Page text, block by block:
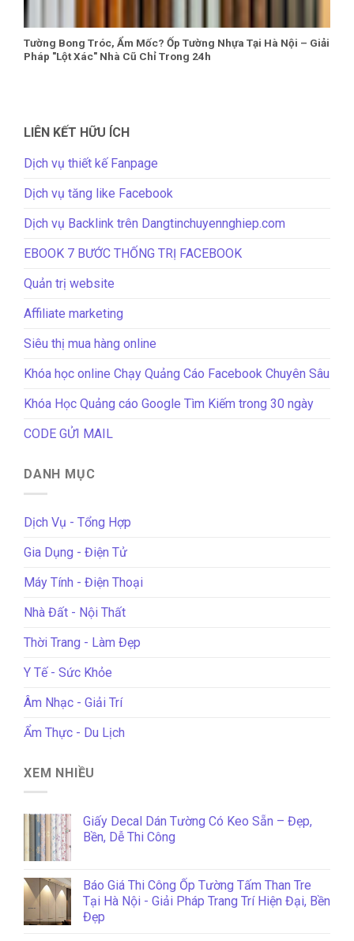
Tường Bong Tróc, Ẩm Mốc? Ốp Tường Nhựa Tại Hà Nội – Giải
Pháp "Lột Xác" Nhà Cũ Chỉ Trong 24h
LIÊN KẾT HỮU ÍCH
Dịch vụ thiết kế Fanpage
Dịch vụ tăng like Facebook
Dịch vụ Backlink trên Dangtinchuyennghiep.com
EBOOK 7 BƯỚC THỐNG TRỊ FACEBOOK
Quản trị website
Affiliate marketing
Siêu thị mua hàng online
Khóa học online Chạy Quảng Cáo Facebook Chuyên Sâu
Khóa Học Quảng cáo Google Tìm Kiếm trong 30 ngày
CODE GỬI MAIL
DANH MỤC
Dịch Vụ - Tổng Hợp
Gia Dụng - Điện Tử
Máy Tính - Điện Thoại
Nhà Đất - Nội Thất
Thời Trang - Làm Đẹp
Y Tế - Sức Khỏe
Âm Nhạc - Giải Trí
Ẩm Thực - Du Lịch
XEM NHIỀU
Giấy Decal Dán Tường Có Keo Sẵn – Đẹp,
Bền, Dễ Thi Công
Báo Giá Thi Công Ốp Tường Tấm Than Tre
Tại Hà Nội - Giải Pháp Trang Trí Hiện Đại, Bền
Đẹp